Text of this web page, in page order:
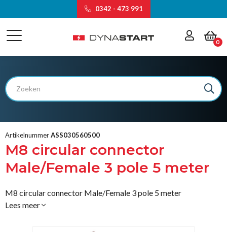
0342 - 473 991
0
ArtikelnummerASS030560500
M8 circular connector
Male/Female 3 pole 5 meter
M8 circular connector Male/Female 3 pole 5 meter
Lees meer